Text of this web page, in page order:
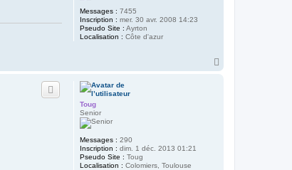
Messages : 7455
Inscription : mer. 30 avr. 2008 14:23
Pseudo Site : Ayrton
Localisation : Côte d'azur
Toug
Senior
Messages : 290
Inscription : dim. 1 déc. 2013 01:21
Pseudo Site : Toug
Localisation : Colomiers, Toulouse